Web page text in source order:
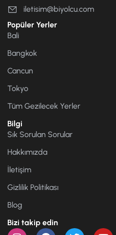
iletisim@biyolcu.com
Popüler Yerler
Bali
Bangkok
Cancun
Tokyo
Tüm Gezilecek Yerler
Bilgi
Sık Sorulan Sorular
Hakkımızda
İletişim
Gizlilik Politikası
Blog
Bizi takip edin